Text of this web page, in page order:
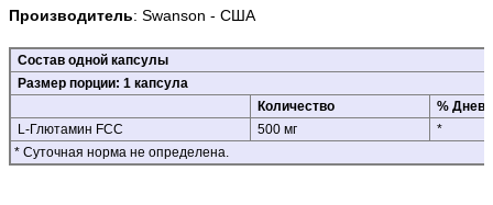
Производитель: Swanson - США
Состав одной капсулы
Размер порции: 1 капсула
Количество
%
L-Глютамин FCC
500 мг
*
* Суточная норма не определена.